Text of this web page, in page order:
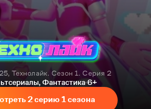
Технолайк. Сезон 1. Серия 2
Фантастика 6+
2 серию 1 сезона